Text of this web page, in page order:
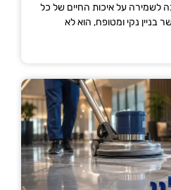
לשמירה על איכות החיים של כל
בניין נקי ומטופח, הוא לא